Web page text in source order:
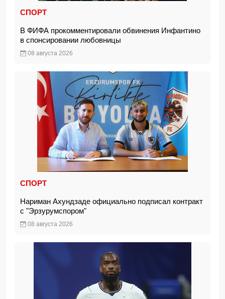
СПОРТ
В ФИФА прокомментировали обвинения Инфантино
в спонсировании любовницы
08 августа 2026
СПОРТ
Нариман Ахундзаде официально подписал контракт
с "Эрзурумспором"
08 августа 2026